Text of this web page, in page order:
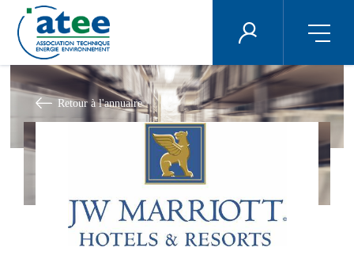
au
contenu
principal
ÉNERGIE PLUS
Retour à l'annuaire
Panneau de gestion des cookies